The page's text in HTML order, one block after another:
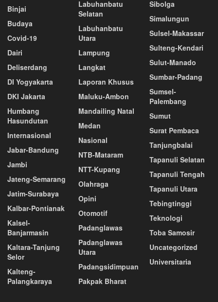
Binjai
Budaya
Covid-19
Dairi
Deliserdang
DI Yogyakarta
DKI Jakarta
Humbang
Hasundutan
Internasional
Jabar-Bandung
Jambi
Jateng-Semarang
Jatim-Surabaya
Kalbar-Pontianak
Kalsel-
Banjarmasin
Kaltara-Tanjung
Selor
Kalteng-
Palangkaraya
Labuhanbatu
Selatan
Labuhanbatu
Utara
Lampung
Langkat
Laporan Khusus
Maluku-Ambon
Mandailing Natal
Medan
Nasional
NTB-Mataram
NTT-Kupang
Olahraga
Opini
Otomotif
Padanglawas
Padanglawas
Utara
Padangsidimpuan
Pakpak Bharat
Sibolga
Simalungun
Sulsel-Makassar
Sulteng-Kendari
Sulut-Manado
Sumbar-Padang
Sumsel-
Palembang
Sumut
Surat Pembaca
Tanjungbalai
Tapanuli Selatan
Tapanuli Tengah
Tapanuli Utara
Tebingtinggi
Teknologi
Toba Samosir
Uncategorized
Universitaria